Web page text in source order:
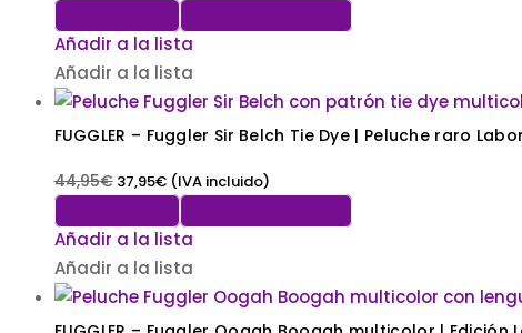
Añadir a la lista
Añadir a la lista
FUGGLER – Fuggler Sir Belch Tie Dye | Peluche raro
44,95€ 37,95€ (IVA incluido)
Añadir a la lista
Añadir a la lista